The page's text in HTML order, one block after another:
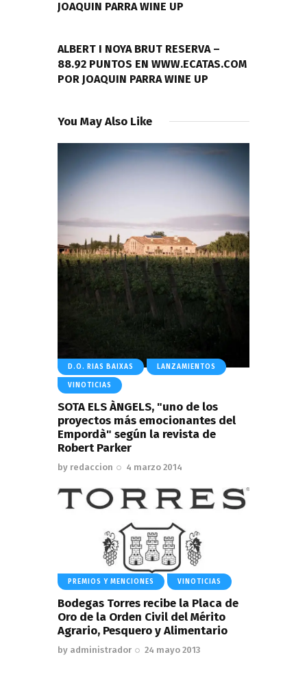
JOAQUIN PARRA WINE UP
ALBERT I NOYA BRUT RESERVA –
88.92 PUNTOS EN WWW.ECATAS.COM
POR JOAQUIN PARRA WINE UP
You May Also Like
D.O. RIAS BAIXAS LANZAMIENTOS
VINOTICIAS
SOTA ELS ÀNGELS, "uno de los
proyectos más emocionantes del
Empordà" según la revista de
Robert Parker
by redaccion 4 marzo 2014
PREMIOS Y MENCIONES VINOTICIAS
Bodegas Torres recibe la Placa de
Oro de la Orden Civil del Mérito
Agrario, Pesquero y Alimentario
by administrador 24 mayo 2013